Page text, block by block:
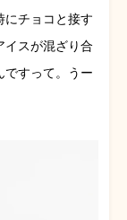
にチョコと接す
イスが混ざり合
ですって。うー